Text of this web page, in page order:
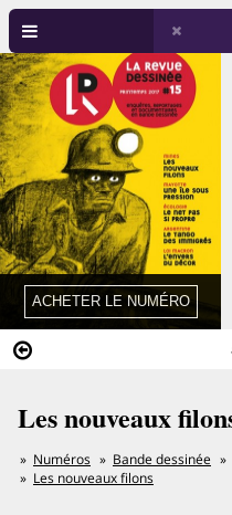
Les nouveaux
Numéros Bande dessinée
Les nouveaux filons